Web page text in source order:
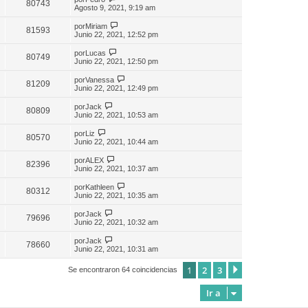
80743
Agosto 9, 2021, 9:19 am
81593 porMiriam
Junio 22, 2021, 12:52 pm
80749 porLucas
Junio 22, 2021, 12:50 pm
81209 porVanessa
Junio 22, 2021, 12:49 pm
80809 porJack
Junio 22, 2021, 10:53 am
80570 porLiz
Junio 22, 2021, 10:44 am
82396 porALEX
Junio 22, 2021, 10:37 am
80312 porKathleen
Junio 22, 2021, 10:35 am
79696 porJack
Junio 22, 2021, 10:32 am
78660 porJack
Junio 22, 2021, 10:31 am
Se encontraron 64 coincidencias 1 2 3
Ir a